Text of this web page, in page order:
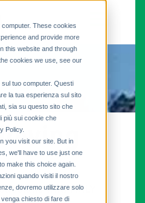
These cookies
and provide more
this website and through
cookies we use, see our
tuo computer. Questi
la tua esperienza sul sito
sia su questo sito che
più sui cookie che
Policy.
you visit our site. But in
we'll have to use just one
make this choice again.
quando visiti il ​​nostro
dovremo utilizzare solo
chiesto di fare di
(AR) ITALY